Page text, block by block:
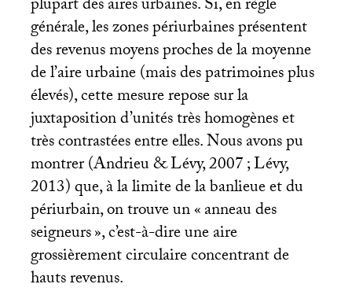
plupart des aires urbaines. Si, en règle
générale, les zones périurbaines présentent
des revenus moyens proches de la moyenne
de l’aire urbaine (mais des patrimoines plus
élevés), cette mesure repose sur la
juxtaposition d’unités très homogènes et
très contrastées entre elles. Nous avons pu
montrer (Andrieu & Lévy, 2007; Lévy,
2013) que, à la limite de la banlieue et du
périurbain, on trouve un «anneau des
seigneurs», c’est-à-dire une aire
grossièrement circulaire concentrant de
hauts revenus.